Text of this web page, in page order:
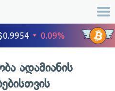
ადამიანის